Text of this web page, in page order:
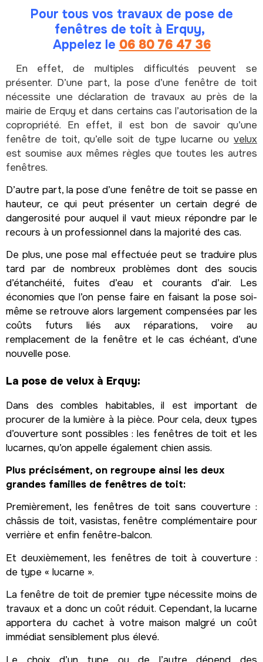
Pour tous vos travaux de pose de
fenêtres de toit à Erquy,
Appelez le 06 80 76 47 36
En effet, de multiples difficultés peuvent se
présenter. D’une part, la pose d’une fenêtre de toit
nécessite une déclaration de travaux au près de la
mairie de Erquy et dans certains cas l’autorisation de la
copropriété. En effet, il est bon de savoir qu’une
fenêtre de toit, qu’elle soit de type lucarne ou velux
est soumise aux mêmes règles que toutes les autres
fenêtres.
D’autre part, la pose d’une fenêtre de toit se passe en
hauteur, ce qui peut présenter un certain degré de
dangerosité pour auquel il vaut mieux répondre par le
recours à un professionnel dans la majorité des cas.
De plus, une pose mal effectuée peut se traduire plus
tard par de nombreux problèmes dont des soucis
d’étanchéité, fuites d’eau et courants d’air. Les
économies que l’on pense faire en faisant la pose soi-
même se retrouve alors largement compensées par les
coûts futurs liés aux réparations, voire au
remplacement de la fenêtre et le cas échéant, d’une
nouvelle pose.
La pose de velux à Erquy:
Dans des combles habitables, il est important de
procurer de la lumière à la pièce. Pour cela, deux types
d’ouverture sont possibles : les fenêtres de toit et les
lucarnes, qu’on appelle également chien assis.
Plus précisément, on regroupe ainsi les deux
grandes familles de fenêtres de toit:
Premièrement, les fenêtres de toit sans couverture :
châssis de toit, vasistas, fenêtre complémentaire pour
verrière et enfin fenêtre-balcon.
Et deuxièmement, les fenêtres de toit à couverture :
de type « lucarne ».
La fenêtre de toit de premier type nécessite moins de
travaux et a donc un coût réduit. Cependant, la lucarne
apportera du cachet à votre maison malgré un coût
immédiat sensiblement plus élevé.